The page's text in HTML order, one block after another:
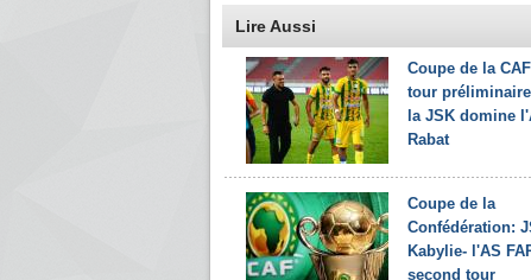
Lire Aussi
Coupe de la
tour
la JSK domine
Rabat
Coupe de la
Confédération:
Kabylie- l'AS
second tour